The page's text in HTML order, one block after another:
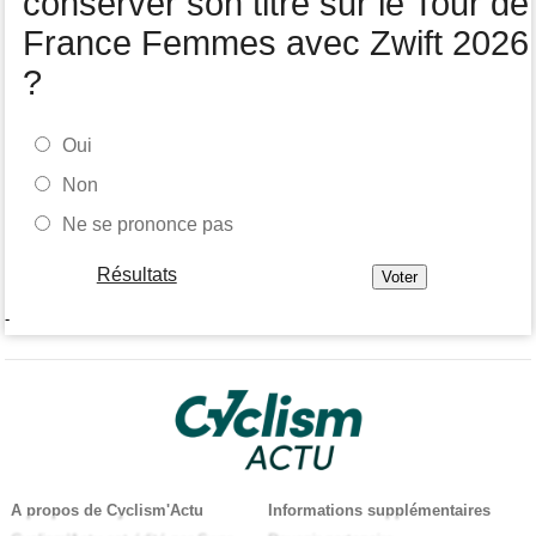
France Femmes avec Zwift 2026
?
Oui
Non
Ne se prononce pas
Résultats
-
A propos de Cyclism'Actu
Informations supplémentaires